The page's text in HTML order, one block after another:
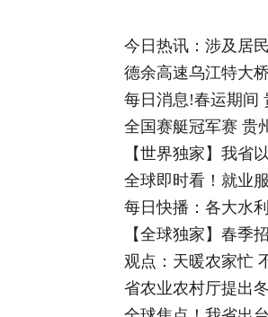
今日热讯：涉及居
德余高速乌江特大
每日消息!春运期间
全国赛艇冠军赛 贵
【世界独家】我省
全球即时看！就业
每日快播：各大水
【全球独家】春季
观点：天暖农家忙
省农业农村厅提出